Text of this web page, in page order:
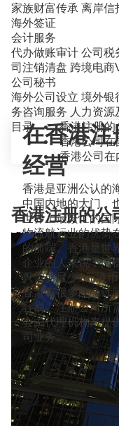
家族财富传承 离岸信
海外签证
会计服务
代办做账审计 公司税
司注销清盘 跨境电商
公司秘书
海外公司设立 境外银
务咨询服务 人力资源
在香港注
经营
香港是亚洲公认的
中国内地的大门，
世界上最繁忙的国
物流航运业的优势
的前端。香港是世
企业的人来说，门
只需要最少1元港
香港有很多的会计
容易。注册公司所
会由代理机构来提
司业务。
目录
香港注册的
香港公司在
香港公司在
香港注册的公